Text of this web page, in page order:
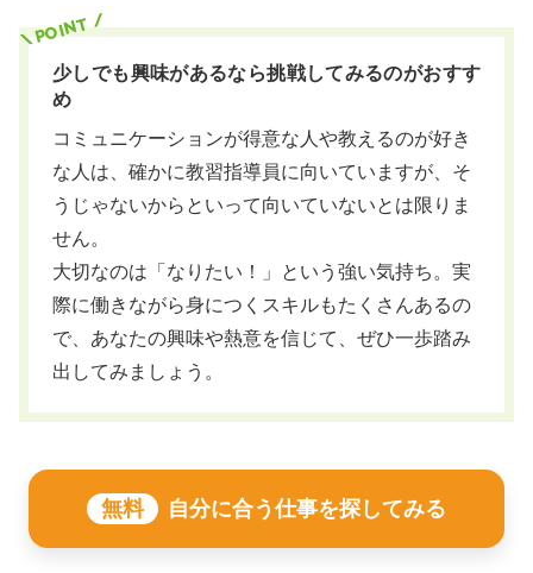
少しでも興味があるなら挑戦してみるのがおすす
め
コミュニケーションが得意な人や教えるのが好き
な人は、確かに教習指導員に向いていますが、そ
うじゃないからといって向いていないとは限りま
せん。
大切なのは「なりたい！」という強い気持ち。実
際に働きながら身につくスキルもたくさんあるの
で、あなたの興味や熱意を信じて、ぜひ一歩踏み
出してみましょう。
無料 自分に合う仕事を探してみる